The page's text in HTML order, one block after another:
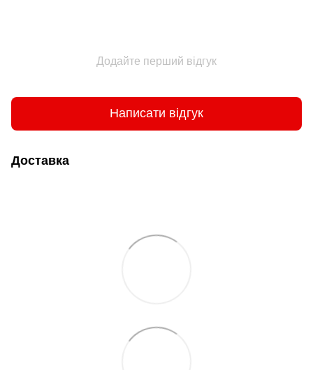
Додайте перший відгук
Написати відгук
Доставка